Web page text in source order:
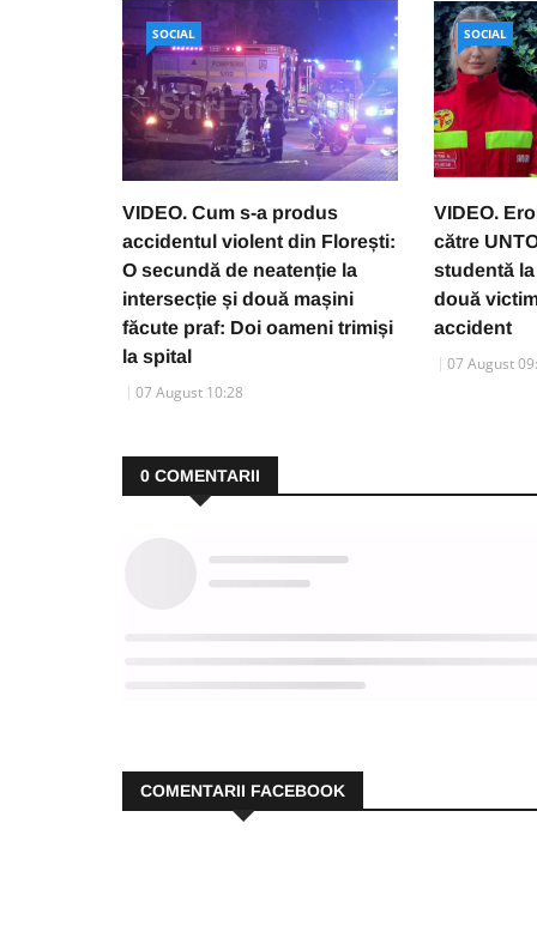
SOCIAL
VIDEO. Cum s-a produs
accidentul violent din Florești:
O secundă de neatenție la
intersecție și două mașini
făcute praf: Doi oameni trimiși
la spital
07 August 10:28
SOCIAL
VIDEO.
către
studentă
două
accident
07 August
0 COMENTARII
COMENTARII FACEBOOK